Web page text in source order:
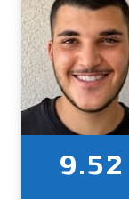
9.52